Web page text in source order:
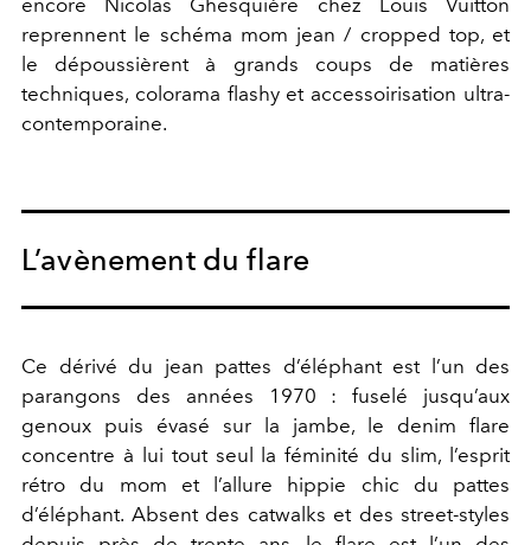
reprennent le schéma mom jean / cropped top, et
le dépoussièrent à grands coups de matières
techniques, colorama flashy et accessoirisation ultra-
contemporaine.
L’avènement du flare
Ce dérivé du jean pattes d’éléphant est l’un des
parangons des années 1970 : fuselé jusqu’aux
genoux puis évasé sur la jambe, le denim flare
concentre à lui tout seul la féminité du slim, l’esprit
rétro du mom et l’allure hippie chic du pattes
d’éléphant. Absent des catwalks et des street-styles